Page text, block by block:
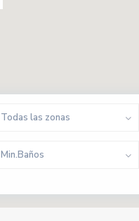
Todas las zonas
Min.Baños